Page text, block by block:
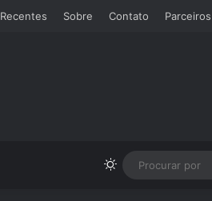
Sobre Contato Parceiros
Switch skin